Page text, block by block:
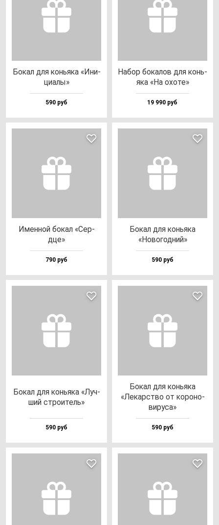
Бокал для конь­яка «Ини­
ци­алы»
590 руб
Набор бо­ка­лов для конь­
яка «На охо­те»
19 990 руб
Имен­ной бо­кал «Сер­
дце»
790 руб
Бокал для конь­яка
«Ново­год­ний»
590 руб
Бокал для конь­яка «Луч­
ший стро­итель»
590 руб
Бокал для конь­яка
«Лекарс­тво от ко­ро­но­
ви­ру­са»
590 руб